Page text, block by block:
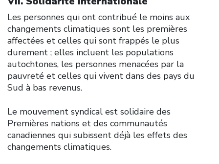
Les personnes qui ont contribué le moins aux
changements climatiques sont les premières
affectées et celles qui sont frappés le plus
durement ; elles incluent les populations
autochtones, les personnes menacées par la
pauvreté et celles qui vivent dans des pays du
Sud à bas revenus.
Le mouvement syndical est solidaire des
Premières nations et des communautés
canadiennes qui subissent déjà les effets des
changements climatiques.